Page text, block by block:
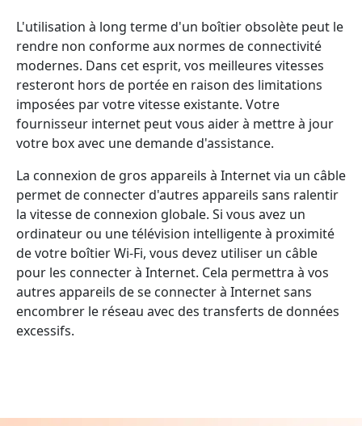
L'utilisation à long terme d'un boîtier obsolète peut le
rendre non conforme aux normes de connectivité
modernes. Dans cet esprit, vos meilleures vitesses
resteront hors de portée en raison des limitations
imposées par votre vitesse existante. Votre
fournisseur internet peut vous aider à mettre à jour
votre box avec une demande d'assistance.
La connexion de gros appareils à Internet via un câble
permet de connecter d'autres appareils sans ralentir
la vitesse de connexion globale. Si vous avez un
ordinateur ou une télévision intelligente à proximité
de votre boîtier Wi-Fi, vous devez utiliser un câble
pour les connecter à Internet. Cela permettra à vos
autres appareils de se connecter à Internet sans
encombrer le réseau avec des transferts de données
excessifs.